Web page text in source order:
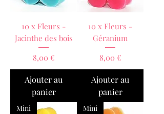
10 x Fleurs -
Jacinthe des bois
Prix
8,00 €
Ajouter au
panier
10 x Fleurs -
Géranium
Prix
8,00 €
Ajouter au
panier
Mini Mini